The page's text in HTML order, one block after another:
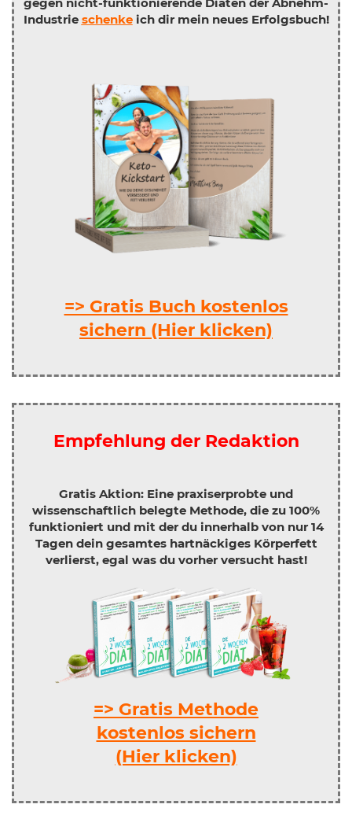
gegen nicht-funktionierende Diäten der Abnehm-
Industrie schenkeich dir mein neues Erfolgsbuch!
=> Gratis Buch kostenlos
sichern (Hier klicken)
Empfehlung der Redaktion
Gratis Aktion: Eine praxiserprobte und
wissenschaftlich belegte Methode, die zu 100%
funktioniert und mit der du innerhalb von nur 14
Tagen dein gesamtes hartnäckiges Körperfett
verlierst, egal was du vorher versucht hast!
=> Gratis Methode
kostenlos sichern
(Hier klicken)